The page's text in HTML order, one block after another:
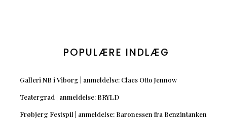
POPULÆRE INDLÆG
Galleri NB i Viborg | anmeldelse: Claes Otto Jennow
Teatergrad | anmeldelse: BRYLD
Frøbjerg Festspil | anmeldelse: Baronessen fra Benzintanken